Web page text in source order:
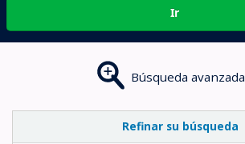
Ir
Búsqueda avanzada
Refinar su búsqueda